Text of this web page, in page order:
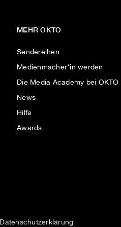
MEHR OKTO
Sendereihen
Medienmacher*in werden
Die Media Academy bei OKTO
News
Hilfe
Awards
Datenschutzerklärung